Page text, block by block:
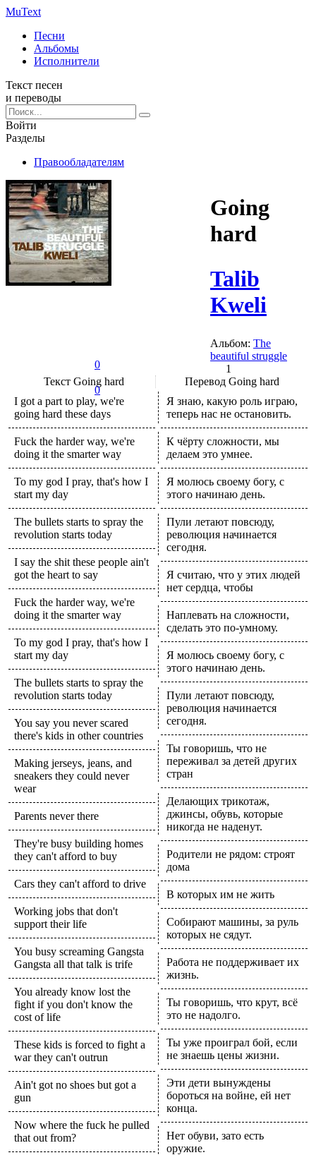
MuText
Песни
Альбомы
Исполнители
Текст песен
и переводы
Войти
Разделы
Правообладателям
0
0
Going
hard
Talib
Kweli
Альбом: The
beautiful struggle
1
Текст Going hard Перевод Going hard
I got a part to play, we're
going hard these days
Fuck the harder way, we're
doing it the smarter way
To my god I pray, that's how I
start my day
The bullets starts to spray the
revolution starts today
I say the shit these people ain't
got the heart to say
Fuck the harder way, we're
doing it the smarter way
To my god I pray, that's how I
start my day
The bullets starts to spray the
revolution starts today
You say you never scared
there's kids in other countries
Making jerseys, jeans, and
sneakers they could never
wear
Parents never there
They're busy building homes
they can't afford to buy
Cars they can't afford to drive
Working jobs that don't
support their life
You busy screaming Gangsta
Gangsta all that talk is trife
You already know lost the
fight if you don't know the
cost of life
These kids is forced to fight a
war they can't outrun
Ain't got no shoes but got a
gun
Now where the fuck he pulled
that out from?
Я знаю, какую роль играю,
теперь нас не остановить.
К чёрту сложности, мы
делаем это умнее.
Я молюсь своему богу, с
этого начинаю день.
Пули летают повсюду,
революция начинается
сегодня.
Я считаю, что у этих людей
нет сердца, чтобы
Наплевать на сложности,
сделать это по-умному.
Я молюсь своему богу, с
этого начинаю день.
Пули летают повсюду,
революция начинается
сегодня.
Ты говоришь, что не
переживал за детей других
стран
Делающих трикотаж,
джинсы, обувь, которые
никогда не наденут.
Родители не рядом: строят
дома
В которых им не жить
Собирают машины, за руль
которых не сядут.
Работа не поддерживает их
жизнь.
Ты говоришь, что крут, всё
это не надолго.
Ты уже проиграл бой, если
не знаешь цены жизни.
Эти дети вынуждены
бороться на войне, ей нет
конца.
Нет обуви, зато есть
оружие.